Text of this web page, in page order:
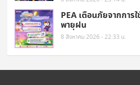
PEA เตือนภัยจากการ
พายุฝน
8 สิงหาคม 2026 - 22:33 น.